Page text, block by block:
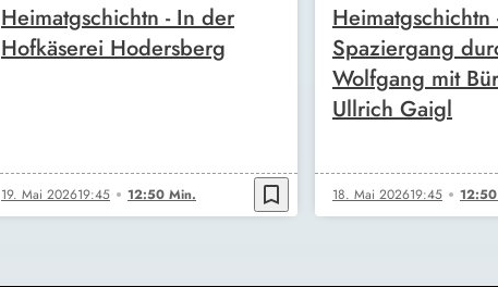
Heimatgschichtn - In der
Hofkäserei Hodersberg
19. Mai 202619:45 12:50 Min. bookmark_border
Heimatgschichtn
Spaziergang
Wolfgang mit
Ullrich Gaigl
18. Mai 202619:45